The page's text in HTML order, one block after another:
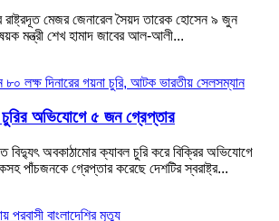
রাষ্ট্রদূত মেজর জেনারেল সৈয়দ তারেক হোসেন ৯ জুন
মন্ত্রী শেখ হামাদ জাবের আল-আলী...
অভিযোগে ৫ জন গ্রেপ্তার
বিদ্যুৎ অবকাঠামোর ক্যাবল চুরি করে বিক্রির অভিযোগে
পাঁচজনকে গ্রেপ্তার করেছে দেশটির স্বরাষ্ট্র...